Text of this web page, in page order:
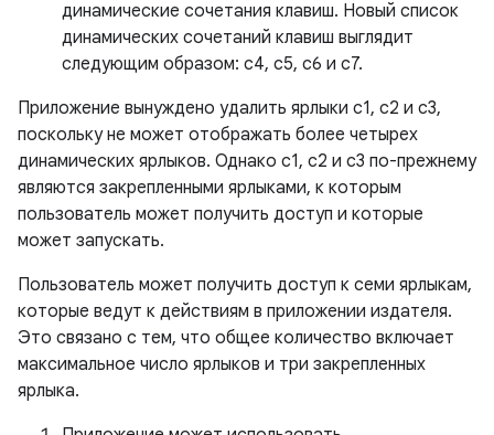
динамические сочетания клавиш. Новый список
динамических сочетаний клавиш выглядит
следующим образом: c4, c5, c6 и c7.
Приложение вынуждено удалить ярлыки c1, c2 и c3,
поскольку не может отображать более четырех
динамических ярлыков. Однако c1, c2 и c3 по-прежнему
являются закрепленными ярлыками, к которым
пользователь может получить доступ и которые
может запускать.
Пользователь может получить доступ к семи ярлыкам,
которые ведут к действиям в приложении издателя.
Это связано с тем, что общее количество включает
максимальное число ярлыков и три закрепленных
ярлыка.